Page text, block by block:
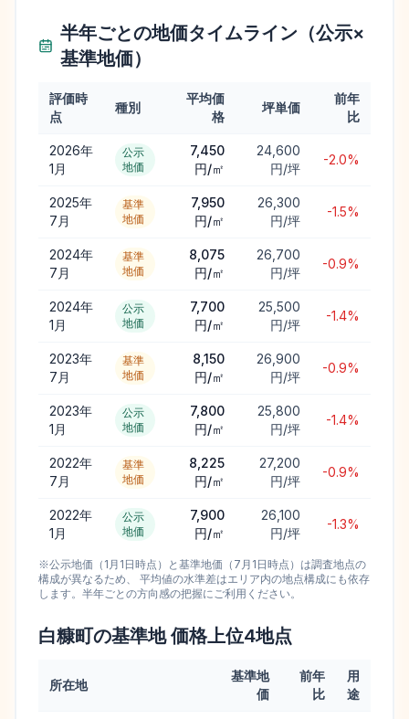
半年ごとの地価タイムライン（公示×
基準地価）
評価時
点
種別
平均価
格
坪単価
前年
比
2026年
1月
公示
地価
7,450
円/㎡
24,600
円/坪
-2.0%
2025年
7月
基準
地価
7,950
円/㎡
26,300
円/坪
-1.5%
2024年
7月
基準
地価
8,075
円/㎡
26,700
円/坪
-0.9%
2024年
1月
公示
地価
7,700
円/㎡
25,500
円/坪
-1.4%
2023年
7月
基準
地価
8,150
円/㎡
26,900
円/坪
-0.9%
2023年
1月
公示
地価
7,800
円/㎡
25,800
円/坪
-1.4%
2022年
7月
基準
地価
8,225
円/㎡
27,200
円/坪
-0.9%
2022年
1月
公示
地価
7,900
円/㎡
26,100
円/坪
-1.3%
※公示地価（1月1日時点）と基準地価（7月1日時点）は調査地点の
構成が異なるため、 平均値の水準差はエリア内の地点構成にも依存
します。半年ごとの方向感の把握にご利用ください。
白糠町の基準地 価格上位4地点
所在地
基準地
価
前年
比
用
途